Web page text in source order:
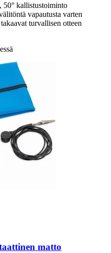
50° kallistustoiminto
vapautusta varten
turvallisen otteen
matto